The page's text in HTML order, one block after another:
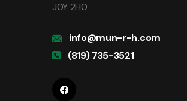
J0Y 2H0
info@mun-r-h.com
(819) 735-3521